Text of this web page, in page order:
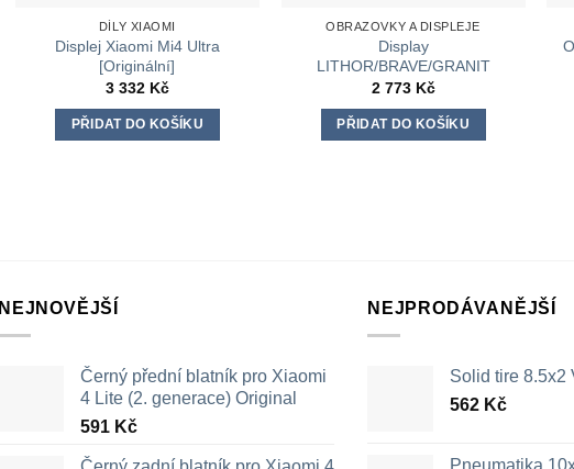
DÍLY XIAOMI
Displej Xiaomi Mi4 Ultra
[Originální]
3 332 Kč
PŘIDAT DO KOŠÍKU
OBRAZOVKY A DISPLEJE
Display
LITHOR/BRAVE/GRANIT
2 773 Kč
PŘIDAT DO KOŠÍKU
NEJNOVĚJŠÍ
Černý přední blatník pro Xiaomi
4 Lite (2. generace) Original
591 Kč
NEJPRODÁVANĚJŠÍ
Solid tire 8.5x2
562 Kč
Pneumatika